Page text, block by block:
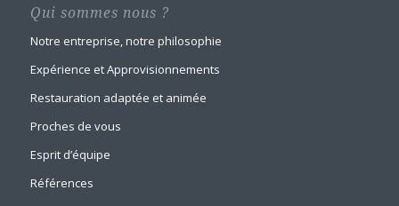
Qui sommes nous ?
Notre entreprise, notre philosophie
Expérience et Approvisionnements
Restauration adaptée et animée
Proches de vous
Esprit d’équipe
Références